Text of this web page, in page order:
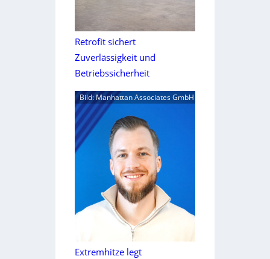
Retrofit sichert
Zuverlässigkeit und
Betriebssicherheit
Bild: Manhattan Associates GmbH
Extremhitze legt